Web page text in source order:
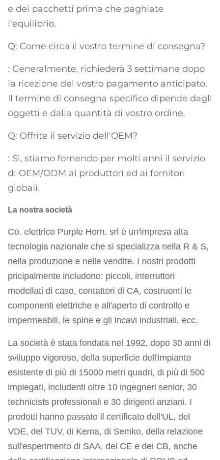
e dei pacchetti prima che paghiate
l'equilibrio.
Q: Come circa il vostro termine di consegna?
: Generalmente, richiederà 3 settimane dopo
la ricezione del vostro pagamento anticipato.
Il termine di consegna specifico dipende dagli
oggetti e dalla quantità di vostro ordine.
Q: Offrite il servizio dell'OEM?
: Sì, stiamo fornendo per molti anni il servizio
di OEM/ODM ai produttori ed ai fornitori
globali.
La nostra società
Co. elettrico Purple Horn, srl è un'impresa alta
tecnologia nazionale che si specializza nella R & S,
nella produzione e nelle vendite. I nostri prodotti
pricipalmente includono: piccoli, interruttori
modellati di caso, contattori di CA, costruenti le
componenti elettriche e all'aperto di controllo e
impermeabili, le spine e gli incavi industriali, ecc.
La società è stata fondata nel 1992, dopo 30 anni di
sviluppo vigoroso, della superficie dell'impianto
esistente di più di 15000 metri quadri, di più di 500
impiegati, includenti oltre 10 ingegneri senior, 30
technicists professionali e 30 dirigenti anziani. I
prodotti hanno passato il certificato dell'UL, del
VDE, del TUV, di Kema, di Semko, della relazione
sull'esperimento di SAA, del CE e dei CB, anche